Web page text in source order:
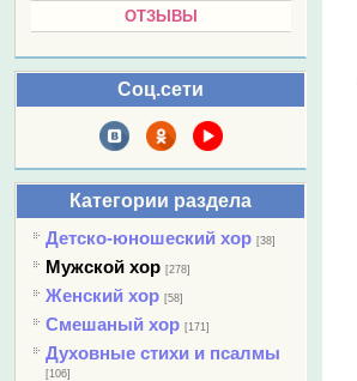
ОТЗЫВЫ
Соц.сети
Категории раздела
Детско-юношеский хор [38]
Мужской хор [278]
Женский хор [58]
Смешаный хор [171]
Духовные стихи и псалмы
[106]